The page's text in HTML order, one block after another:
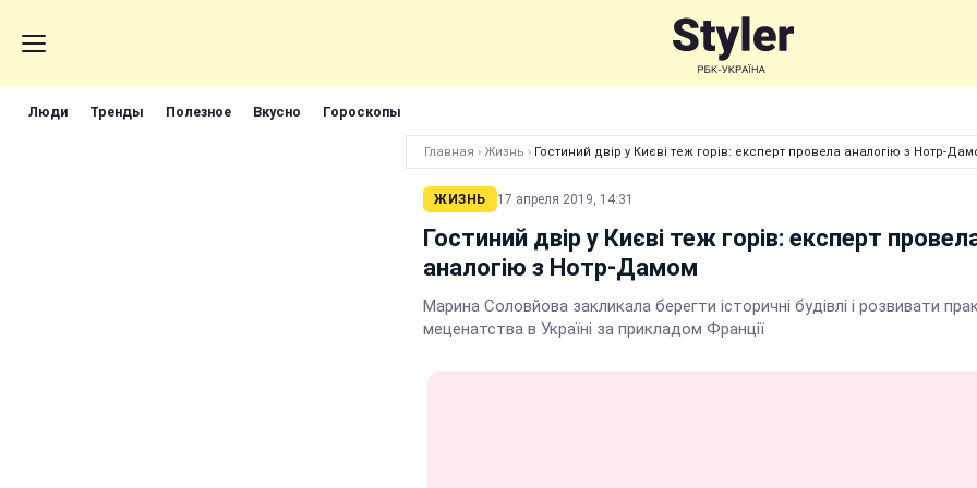
Люди Тренды Полезное Вкусно Гороскопы
Главная › Жизнь › Гостиний двір у Києві теж горів: експерт провела аналогію з Нотр-
ЖИЗНЬ 17 апреля 2019, 14:31
Гостиний двір у Києві теж горів: експерт
аналогію з Нотр-Дамом
Марина Соловйова закликала берегти історичні будівлі і розвивати
меценатства в Україні за прикладом Франції